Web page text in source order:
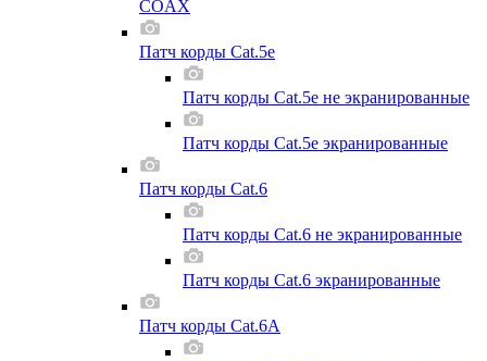
COAX
Патч корды Cat.5e
Патч корды Cat.5e не экранированные
Патч корды Cat.5e экранированные
Патч корды Cat.6
Патч корды Cat.6 не экранированные
Патч корды Cat.6 экранированные
Патч корды Cat.6A